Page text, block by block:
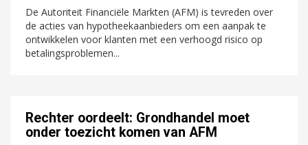
De Autoriteit Financiële Markten (AFM) is tevreden over
de acties van hypotheekaanbieders om een aanpak te
ontwikkelen voor klanten met een verhoogd risico op
betalingsproblemen...
Rechter oordeelt: Grondhandel moet
onder toezicht komen van AFM